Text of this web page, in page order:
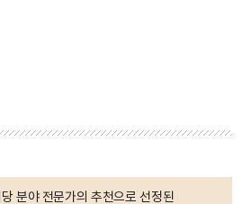
분야 전문가의 추천으로 선정된